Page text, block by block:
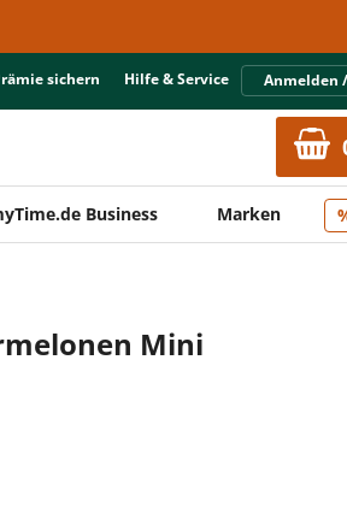
sichern Hilfe & Service Anmelden
Business Marken
Mini